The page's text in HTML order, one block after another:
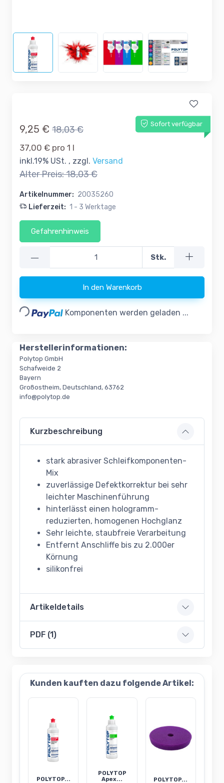
Sofort verfügbar
9,25 € 18,03 €
37,00 € pro 1 l
inkl.19% USt. , zzgl. Versand
Alter Preis:18,03 €
Artikelnummer: 20035260
Lieferzeit: 1 - 3 Werktage
Gefahrenhinweis
— Stk.
In den Warenkorb
Loading... Komponenten werden geladen ...
Herstellerinformationen:
Polytop GmbH
Schafweide 2
Bayern
Großostheim, Deutschland, 63762
info@polytop.de
Kurzbeschreibung
stark abrasiver Schleifkomponenten-
Mix
zuverlässige Defektkorrektur bei sehr
leichter Maschinenführung
hinterlässt einen hologramm-
reduzierten, homogenen Hochglanz
Sehr leichte, staubfreie Verarbeitung
Entfernt Anschliffe bis zu 2.000er
Körnung
silikonfrei
Artikeldetails
PDF (1)
Kunden kauften dazu folgende Artikel:
POLYTOP...
POLYTOP
Apex...
POLYTOP...